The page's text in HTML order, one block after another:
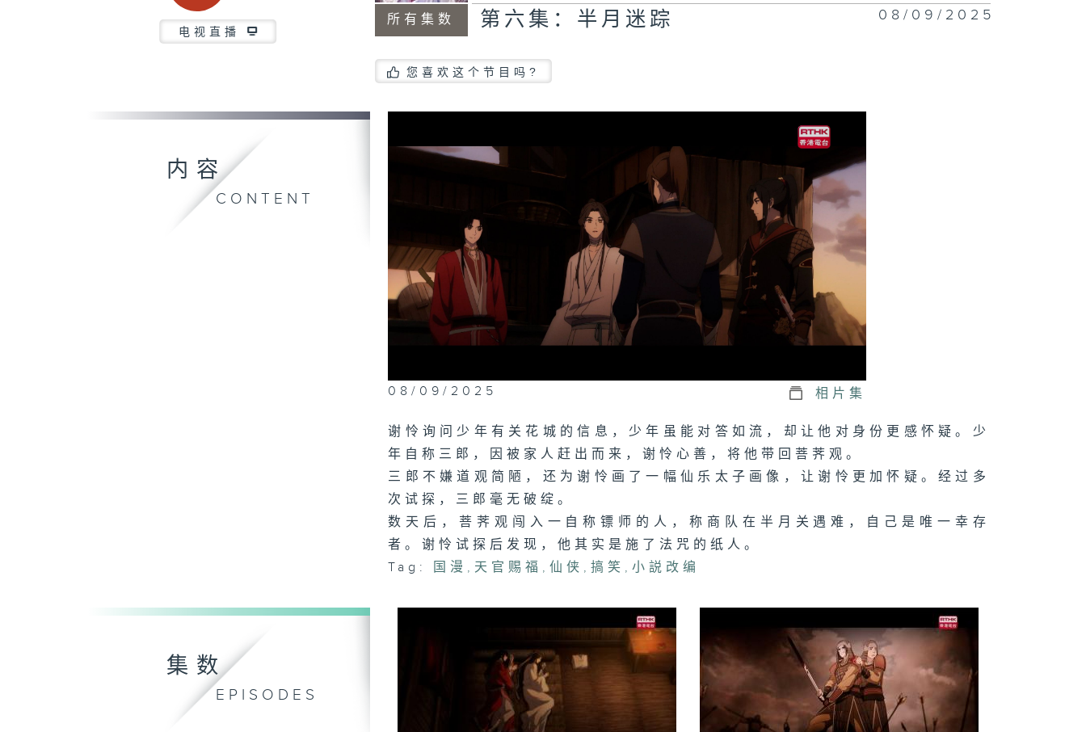
电视直播
所有集数 第六集：半月迷踪 08/09/2025
您喜欢这个节目吗?
内容
CONTENT
08/09/2025 相片集
谢怜询问少年有关花城的信息，少年虽能对答如流，却让他对身份更感怀疑。少
年自称三郎，因被家人赶出而来，谢怜心善，将他带回菩荠观。
三郎不嫌道观简陋，还为谢怜画了一幅仙乐太子画像，让谢怜更加怀疑。经过多
次试探，三郎毫无破绽。
数天后，菩荠观闯入一自称镖师的人，称商队在半月关遇难，自己是唯一幸存
者。谢怜试探后发现，他其实是施了法咒的纸人。
Tag:
国漫 , 天官赐福 ,仙侠 ,搞笑 ,小説改编
集数
EPISODES